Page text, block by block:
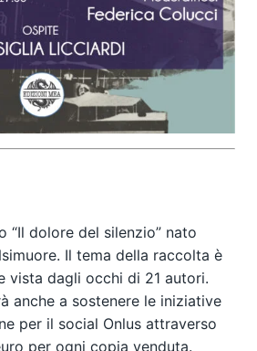
“Il dolore del silenzio” nato
. Il tema della raccolta è
vista dagli occhi di 21 autori.
anche a sostenere le iniziative
per il social Onlus attraverso
per ogni copia venduta.